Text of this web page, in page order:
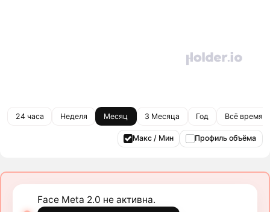
24 часа Неделя Месяц 3 Месяца Год Всё время
Макс / Мин Профиль объёма
Face Meta 2.0 не активна.